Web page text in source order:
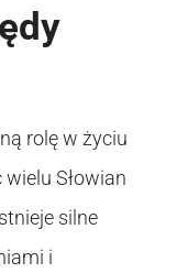
rolę w życiu
Słowian
silne
i